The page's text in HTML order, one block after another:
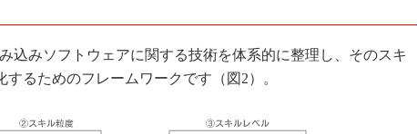
込みソフトウェアに関する技術を体系的に整理し、そのスキ
るためのフレームワークです（図2）。